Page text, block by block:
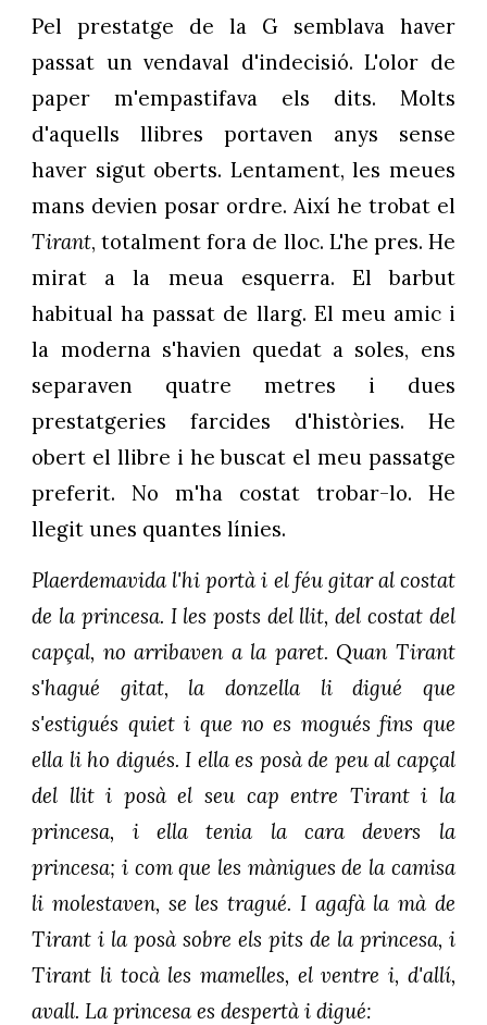
Pel prestatge de la G semblava haver
passat un vendaval d'indecisió. L'olor de
paper m'empastifava els dits. Molts
d'aquells llibres portaven anys sense
haver sigut oberts. Lentament, les meues
mans devien posar ordre. Així he trobat el
Tirant, totalment fora de lloc. L'he pres. He
mirat a la meua esquerra. El barbut
habitual ha passat de llarg. El meu amic i
la moderna s'havien quedat a soles, ens
separaven quatre metres i dues
prestatgeries farcides d'històries. He
obert el llibre i he buscat el meu passatge
preferit. No m'ha costat trobar-lo. He
llegit unes quantes línies.
Plaerdemavida l'hi portà i el féu gitar al costat
de la princesa. I les posts del llit, del costat del
capçal, no arribaven a la paret. Quan Tirant
s'hagué gitat, la donzella li digué que
s'estigués quiet i que no es mogués fins que
ella li ho digués. I ella es posà de peu al capçal
del llit i posà el seu cap entre Tirant i la
princesa, i ella tenia la cara devers la
princesa; i com que les mànigues de la camisa
li molestaven, se les tragué. I agafà la mà de
Tirant i la posà sobre els pits de la princesa, i
Tirant li tocà les mamelles, el ventre i, d'allí,
avall. La princesa es despertà i digué: